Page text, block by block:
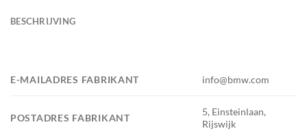
BESCHRIJVING
E-MAILADRES FABRIKANT info@bmw.com
POSTADRES FABRIKANT
5, Einsteinlaan,
Rijswijk